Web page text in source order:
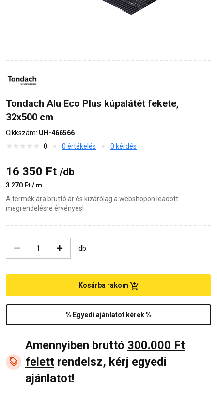
Tondach Alu Eco Plus kúpalátét fekete,
32x500 cm
Cikkszám: UH-466566
0
0 értékelés 0 kérdés
16 350 Ft /db
3 270 Ft / m
A termék ára bruttó ár és kizárólag a webshopon leadott
megrendelésre érvényes!
db
% Egyedi ajánlatot kérek %
Kosárba rakom
Amennyiben bruttó 300.000 Ft
felett rendelsz, kérj egyedi
ajánlatot!